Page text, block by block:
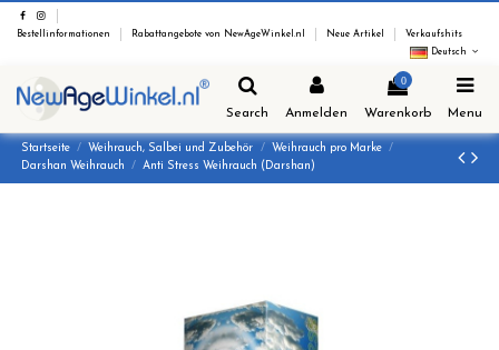
Bestellinformationen Rabattangebote von NewAgeWinkel.nl Neue Artikel
Verkaufshits
Deutsch
Search Anmelden
0
Warenkorb Menu
Startseite Weihrauch, Salbei und Zubehör
Weihrauch pro Marke
Darshan Weihrauch
Anti Stress Weihrauch (Darshan)